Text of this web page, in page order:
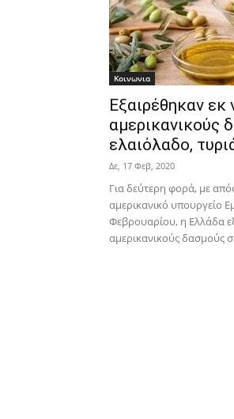
Κοινωνια
Εξαιρέθηκαν
αμερικανικούς
ελαιόλαδο,
Δε, 17 Φεβ, 2020
Για δεύτερη φορά, με
αμερικανικό υπουργείο
Φεβρουαρίου, η Ελλάδα
αμερικανικούς δασμούς